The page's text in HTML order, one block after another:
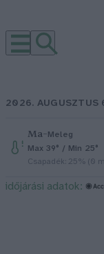
2026. AUGUSZTUS
Ma–Meleg
Max 39° / Min 25°
Csapadék: 25% (0
időjárási adatok: